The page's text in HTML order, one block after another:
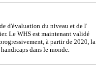
d'évaluation du niveau et de l'
Le WHS est maintenant validé
à partir de 2020, la
dans le monde.